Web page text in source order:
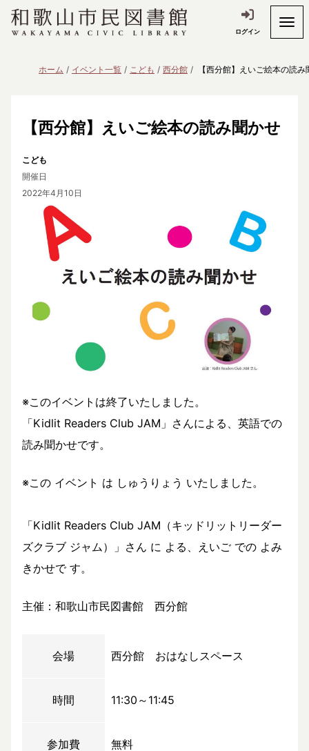
ログイン
ホーム イベント一覧 こども 西分館 【西分館】えいご絵本の読み
【西分館】えいご絵本の読み聞かせ
こども
開催日
2022年4月10日
※このイベントは終了いたしました。
「Kidlit Readers Club JAM」さんによる、英語での
読み聞かせです。
※この イベント は しゅうりょう いたしました。
「Kidlit Readers Club JAM（キッドリットリーダー
ズクラブ ジャム）」さん に よる、えいご での よみ
きかせで す。
主催：和歌山市民図書館 西分館
会場 西分館 おはなしスペース
時間 11:30～11:45
参加費 無料